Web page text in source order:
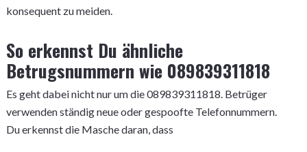
konsequent zu meiden.
So erkennst Du ähnliche
Betrugsnummern wie 089839311818
Es geht dabei nicht nur um die 089839311818. Betrüger
verwenden ständig neue oder gespoofte Telefonnummern.
Du erkennst die Masche daran, dass